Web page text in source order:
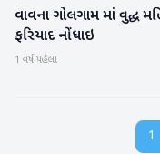
બનાસકાંઠા
વાવના ગોલગામ માં વુદ્ધ
ફરિયાદ નોંધાઇ
1 વર્ષ પહેલા
1